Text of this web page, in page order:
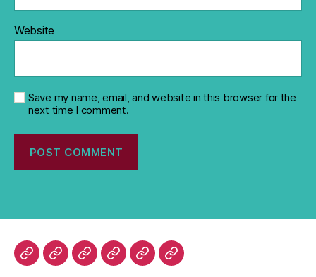
Website
Save my name, email, and website in this browser for the
next time I comment.
ProfileUnit GalleryContactDOWNLOAD
Link